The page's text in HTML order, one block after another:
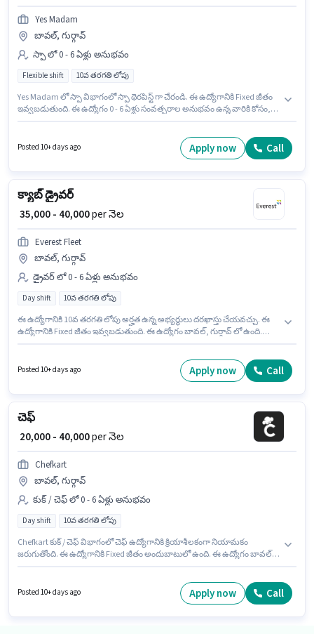
Yes Madam
బావల్, గుర్గావ్
స్పా లో 0 - 6 ఏళ్లు అనుభవం
Flexible shift 10వ తరగతి లోపు
Yes Madam లో స్పా విభాగంలో స్పా థెరపిస్ట్ గా చేరండి. ఈ ఉద్యోగానికి Fixed జీతం
ఇవ్వబడుతుంది. ఈ ఉద్యోగం 0 - 6 ఏళ్లు సంవత్సరాల అనుభవం ఉన్న వారికి కోసం,
ఇందులో FLEXIBLE shift మరియు వారానికి 5 days working ఉంటాయి.
Posted 10+ days ago Apply now Call
క్యాబ్ డ్రైవర్
₹ 35,000 - 40,000per నెల
Everest Fleet
బావల్, గుర్గావ్
డ్రైవర్ లో 0 - 6 ఏళ్లు అనుభవం
Day shift 10వ తరగతి లోపు
ఈ ఉద్యోగానికి 10వ తరగతి లోపు అర్హత ఉన్న అభ్యర్థులు దరఖాస్తు చేయవచ్చు. ఈ
ఉద్యోగానికి Fixed జీతం ఇవ్వబడుతుంది. ఈ ఉద్యోగం బావల్, గుర్గావ్ లో ఉంది.
వారానికి 6 days working ఉంటాయి. ఈ ఉద్యోగం 0 - 6 ఏళ్లు సంవత్సరాల అనుభవం
Posted 10+ days ago Apply now Call
చెఫ్
₹ 20,000 - 40,000per నెల
Chefkart
బావల్, గుర్గావ్
కుక్ / చెఫ్ లో 0 - 6 ఏళ్లు అనుభవం
Day shift 10వ తరగతి లోపు
Chefkart కుక్ / చెఫ్ విభాగంలో చెఫ్ ఉద్యోగానికి క్రియాశీలకంగా నియామకం
జరుగుతోంది. ఈ ఉద్యోగానికి Fixed జీతం అందుబాటులో ఉంది. ఈ ఉద్యోగం బావల్,
days working ఉన్నాయి. ఈ ఉద్యోగం 0 - 6 ఏళ్లు సంవత్సరాల అనుభవం ఉన్న వారికి
కోసం అనుకూలంగా ఉంటుంది. మీరు నెలకు ₹40000 వరకు సంపాదించవచ్చు.
Posted 10+ days ago Apply now Call